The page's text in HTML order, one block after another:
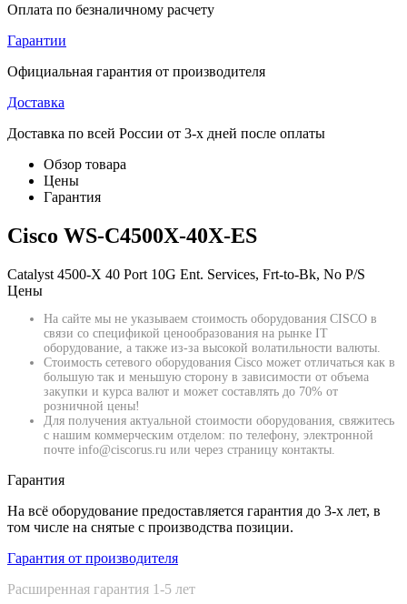
Оплата по безналичному расчету
Гарантии
Официальная гарантия от производителя
Доставка
Доставка по всей России от 3-х дней после оплаты
Обзор товара
Цены
Гарантия
Cisco WS-C4500X-40X-ES
Catalyst 4500-X 40 Port 10G Ent. Services, Frt-to-Bk, No P/S
Цены
На сайте мы не указываем стоимость оборудования CISCO в
связи со спецификой ценообразования на рынке IT
оборудование, а также из-за высокой волатильности валюты.
Стоимость сетевого оборудования Cisco может отличаться как в
большую так и меньшую сторону в зависимости от объема
закупки и курса валют и может составлять до 70% от
розничной цены!
Для получения актуальной стоимости оборудования, свяжитесь
с нашим коммерческим отделом: по телефону, электронной
почте info@ciscorus.ru или через страницу контакты.
Гарантия
На всё оборудование предоставляется гарантия до 3-х лет, в
том числе на снятые с производства позиции.
Гарантия от производителя
Расширенная гарантия 1-5 лет